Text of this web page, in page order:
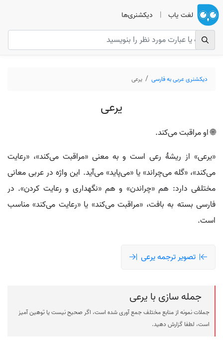
لغت یاب | دیکشنری‌ها
دیکشنری عربی به فارسی يرعی
يرعی
🌐 او مراقبت می‌کند.
«يرعی» از ریشهٔ رعى است و به معنی «مراقبت می‌کند»، «رعایت
می‌کند»، «گله می‌چراند» یا «می‌پاید» می‌آید. این واژه در عربی معانی
مختلفی دارد: هم «چراندن» و هم «نگهداری و رعایت کردن». در
فارسی بسته به بافت، «مراقبت می‌کند» یا «رعایت می‌کند» مناسب
است.
تصویر ترجمه يرعی
جمله سازی با يرعی
جملات نمونه از منابع مختلف جمع آوری شده است، اگر صحیح نیست یا توهین آمیز
است، لطفا گزارش دهید.